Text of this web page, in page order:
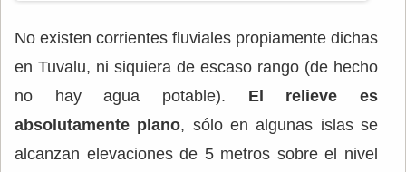
No existen corrientes fluviales propiamente dichas
en Tuvalu, ni siquiera de escaso rango (de hecho
no hay agua potable). El relieve es
absolutamente plano, sólo en algunas islas se
alcanzan elevaciones de 5 metros sobre el nivel